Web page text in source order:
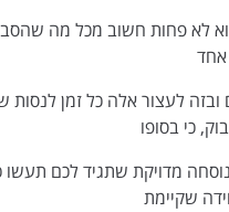
לא פחות חשוב מכל מה
לעצור אלה כל זמן לנסות
כי בסופו
מדויקת שתגיד לכם תעשו
שקיימת